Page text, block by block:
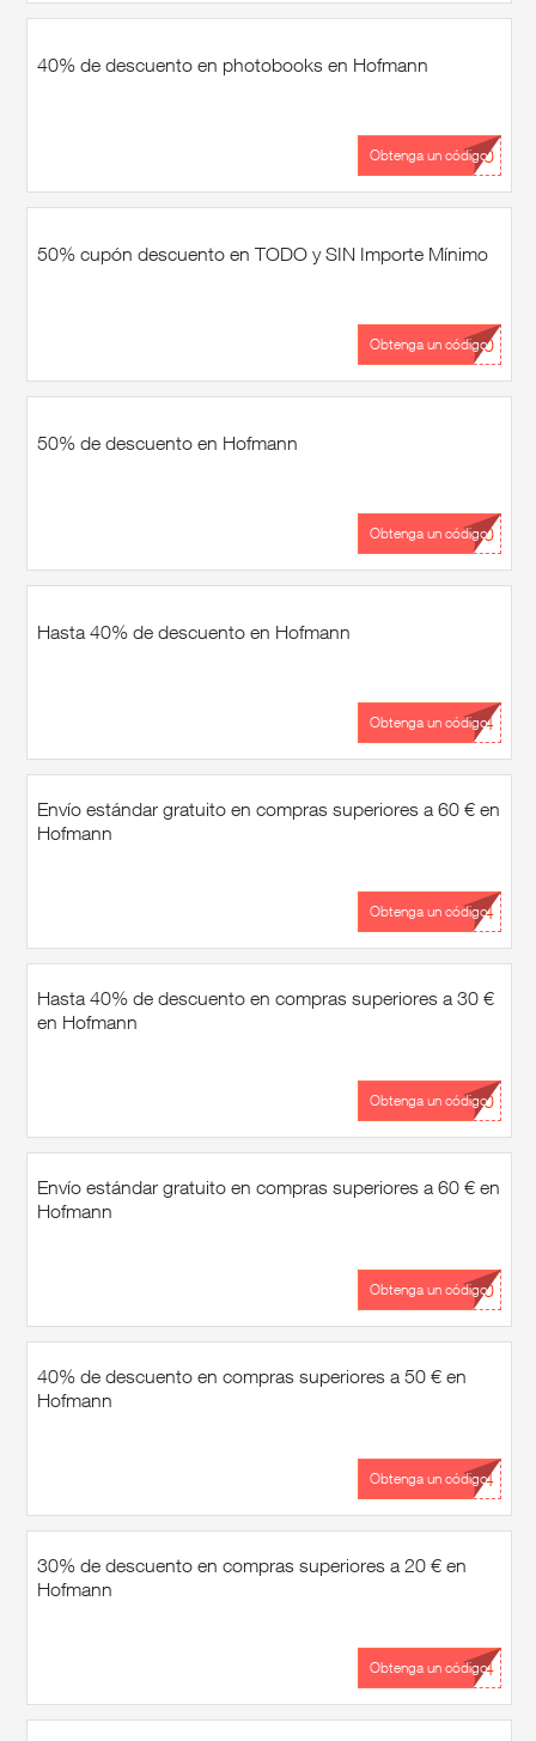
40% de descuento en photobooks en Hofmann
...40
Obtenga un código
50% cupón descuento en TODO y SIN Importe Mínimo
...50
Obtenga un código
50% de descuento en Hofmann
...50
Obtenga un código
Hasta 40% de descuento en Hofmann
...24
Obtenga un código
Envío estándar gratuito en compras superiores a 60 € en
Hofmann
...24
Obtenga un código
Hasta 40% de descuento en compras superiores a 30 €
en Hofmann
...40
Obtenga un código
Envío estándar gratuito en compras superiores a 60 € en
Hofmann
...40
Obtenga un código
40% de descuento en compras superiores a 50 € en
Hofmann
...24
Obtenga un código
30% de descuento en compras superiores a 20 € en
Hofmann
...24
Obtenga un código